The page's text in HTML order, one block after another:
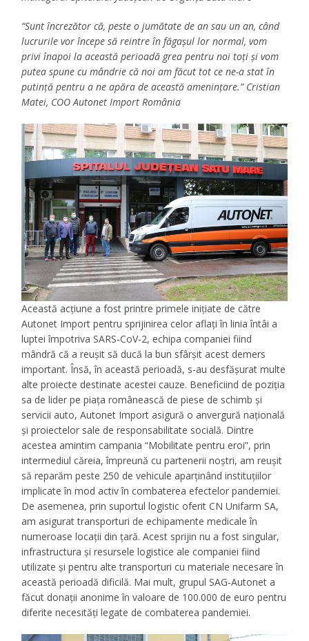
“Sunt încrezător că, peste o jumătate de an sau un an, când
lucrurile vor începe să reintre în făgașul lor normal, vom
privi înapoi la această perioadă grea pentru noi toți și vom
putea spune cu mândrie că noi am făcut tot ce ne-a stat în
putință pentru a ne apăra de această amenințare.” Cristian
Matei, COO Autonet Import România
Această acțiune a fost printre primele inițiate de către
Autonet Import pentru sprijinirea celor aflați în linia întâi a
luptei împotriva SARS-CoV-2, echipa companiei fiind
mândră că a reușit să ducă la bun sfârșit acest demers
important. Însă, în această perioadă, s-au desfășurat multe
alte proiecte destinate acestei cauze. Beneficiind de poziția
sa de lider pe piața românească de piese de schimb și
servicii auto, Autonet Import asigură o anvergură națională
și proiectelor sale de responsabilitate socială. Dintre
acestea amintim campania “Mobilitate pentru eroi”, prin
intermediul căreia, împreună cu partenerii noștri, am reușit
să reparăm peste 250 de vehicule aparținând instituțiilor
implicate în mod activ în combaterea efectelor pandemiei.
De asemenea, prin suportul logistic oferit CN Unifarm SA,
am asigurat transporturi de echipamente medicale în
numeroase locații din țară. Acest sprijin nu a fost singular,
infrastructura și resursele logistice ale companiei fiind
utilizate și pentru alte transporturi cu materiale necesare în
această perioadă dificilă. Mai mult, grupul SAG-Autonet a
făcut donații anonime în valoare de 100.000 de euro pentru
diferite necesități legate de combaterea pandemiei.